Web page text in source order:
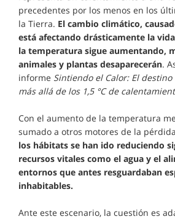
precedentes por los menos en los
la Tierra. El cambio climático,
está afectando drásticamente la
la temperatura sigue aumentando,
animales y plantas desaparecerán.
informe Sintiendo el Calor: El
más allá de los 1,5 °C de
Con el aumento de la temperatura
sumado a otros motores de la
los hábitats se han ido reduciendo
recursos vitales como el agua y el
entornos que antes resguardaban
inhabitables.
Ante este escenario, la cuestión es